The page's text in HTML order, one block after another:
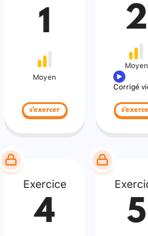
1
Moyen
s'exercer
2
Moyen
Corrigé
Exercice
4 5